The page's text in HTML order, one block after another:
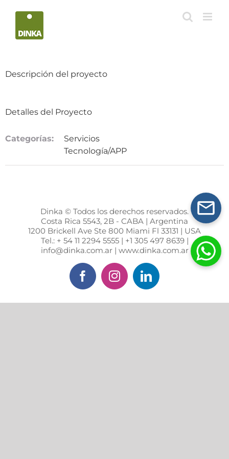
Descripción del proyecto
Detalles del Proyecto
Categorías:
Servicios
Tecnología/APP
Dinka © Todos los derechos reservados.
Costa Rica 5543, 2B - CABA | Argentina
1200 Brickell Ave Ste 800 Miami Fl 33131 | USA
Tel.: + 54 11 2294 5555 | +1 305 497 8639 |
info@dinka.com.ar | www.dinka.com.ar
FacebookInstagramLinkedIn